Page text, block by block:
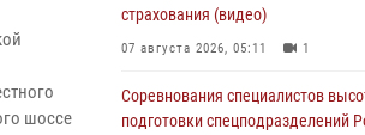
шоссе
страхования (видео)
07 августа 2026, 05:11 1
Соревнования специалистов
подготовки спецподразделений